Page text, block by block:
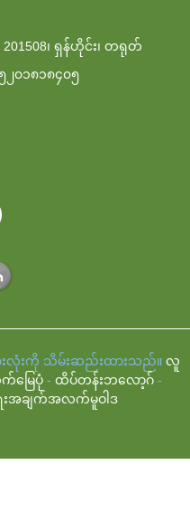
201508၊ ရှန်ဟိုင်း၊ တရုတ်
၂၀၁၈၁၈၄၀၅
ားလုံးကို သိမ်းဆည်းထားသည်။ လူ
မြေပုံ- ထိပ်တန်းဘလော့ဂ်-
အချက်အလက်မူဝါဒ